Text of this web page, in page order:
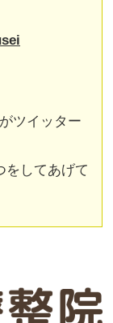
ツイッター
をしてあげて